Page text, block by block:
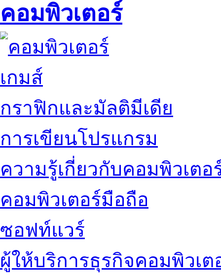
คอมพิวเตอร์
เกมส์
กราฟิกและมัลติมีเดีย
การเขียนโปรแกรม
ความรู้เกี่ยวกับคอมพิวเตอ
คอมพิวเตอร์มือถือ
ซอฟท์แวร์
ผู้ให้บริการธุรกิจคอมพิวเต